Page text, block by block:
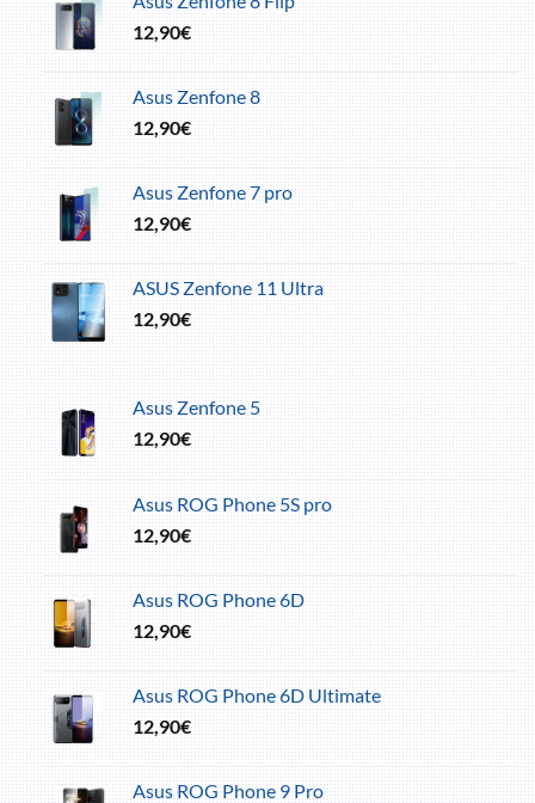
12,90€
Asus Zenfone 8
12,90€
Asus Zenfone 7 pro
12,90€
ASUS Zenfone 11 Ultra
12,90€
Asus Zenfone 5
12,90€
Asus ROG Phone 5S pro
12,90€
Asus ROG Phone 6D
12,90€
Asus ROG Phone 6D Ultimate
12,90€
Asus ROG Phone 9 Pro